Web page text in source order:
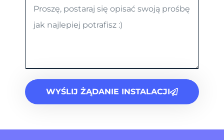
WYŚLIJ ŻĄDANIE INSTALACJI